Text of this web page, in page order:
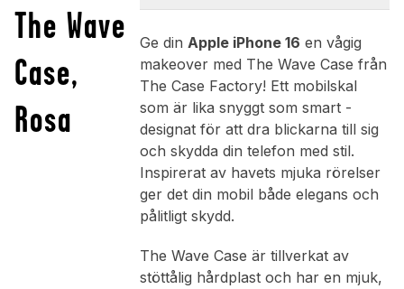
The Wave
Case,
Rosa
Ge din Apple iPhone 16 en vågig
makeover med The Wave Case från
The Case Factory! Ett mobilskal
som är lika snyggt som smart -
designat för att dra blickarna till sig
och skydda din telefon med stil.
Inspirerat av havets mjuka rörelser
ger det din mobil både elegans och
pålitligt skydd.
The Wave Case är tillverkat av
stöttålig hårdplast och har en mjuk,